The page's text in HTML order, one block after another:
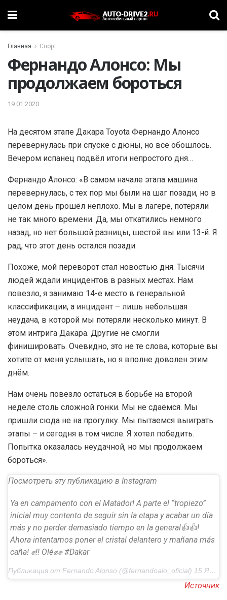
Главная Спорт
Фернандо Алонсо: Мы
продолжаем бороться
19.01.2020
На десятом этапе Дакара Toyota Фернандо Алонсо
перевернулась при спуске с дюны, но всё обошлось.
Вечером испанец подвёл итоги непростого дня…
Фернандо Алонсо: «В самом начале этапа машина
перевернулась, с тех пор мы были на шаг позади, но в
целом день прошёл неплохо. Мы в лагере, потеряли
не так много времени. Да, мы откатились немного
назад, но нет большой разницы, шестой вы или 13-й. Я
рад, что этот день остался позади.
Похоже, мой переворот стал новостью дня. Тысячи
людей ждали инцидентов в разных местах. Нам
повезло, я занимаю 14-е место в генеральной
классификации, а инцидент – лишь небольшая
неудача, в которой мы потеряли несколько минут. В
этом интрига Дакара. Другие не смогли
финишировать. Очевидно, это не те слова, которые вы
хотите от меня услышать, но я вполне доволен этим
днём.
Нам очень повезло остаться в борьбе на второй
неделе столь сложной гонки. Мы не сдаёмся. Мы
пришли сюда не на прогулку. Мы пытаемся выиграть
этапы – и сегодня в том числе. Я хотел победить.
Попытка оказалась неудачной, но мы продолжаем
бороться».
Посмотреть эту публикацию в Instagram
Ya en campamento con el Matador! A parte el “tropiezo”
inicial muy contento de seguir sin la etapa y acabar un día
más y no perder demasiado tiempo en la general👍👍!
Ahora intentamos poner el cristal delantero y mañana más
caña! ✊️!! Olé✊️✊️ #Dakar
Публикация от Fernando Alonso (@fernandoalo_oficial) 15 Янв 2020 в 5:01 PST
Источник